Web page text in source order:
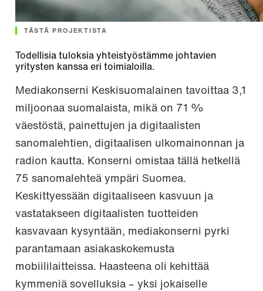
TÄSTÄ PROJEKTISTA
Todellisia tuloksia yhteistyöstämme johtavien
yritysten kanssa eri toimialoilla.
Mediakonserni Keskisuomalainen tavoittaa 3,1
miljoonaa suomalaista, mikä on 71 %
väestöstä, painettujen ja digitaalisten
sanomalehtien, digitaalisen ulkomainonnan ja
radion kautta. Konserni omistaa tällä hetkellä
75 sanomalehteä ympäri Suomea.
Keskittyessään digitaaliseen kasvuun ja
vastatakseen digitaalisten tuotteiden
kasvavaan kysyntään, mediakonserni pyrki
parantamaan asiakaskokemusta
mobiililaitteissa. Haasteena oli kehittää
kymmeniä sovelluksia – yksi jokaiselle